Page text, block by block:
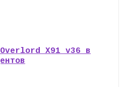
Overlord X91 v36 в